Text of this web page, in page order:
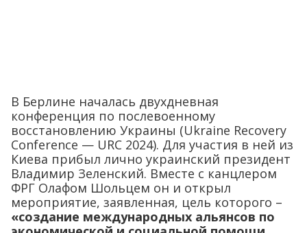
В Берлине началась двухдневная
конференция по послевоенному
восстановлению Украины (Ukraine Recovery
Conference — URC 2024). Для участия в ней из
Киева прибыл лично украинский президент
Владимир Зеленский. Вместе с канцлером
ФРГ Олафом Шольцем он и открыл
мероприятие, заявленная, цель которого –
«создание международных альянсов по